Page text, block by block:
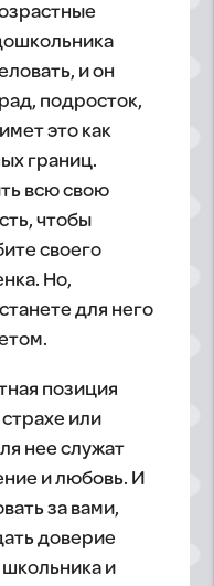
и он
подросток,
это как
границ.
всю свою
чтобы
своего
Но,
для него
позиция
или
нее служат
и любовь. И
за вами,
доверие
и